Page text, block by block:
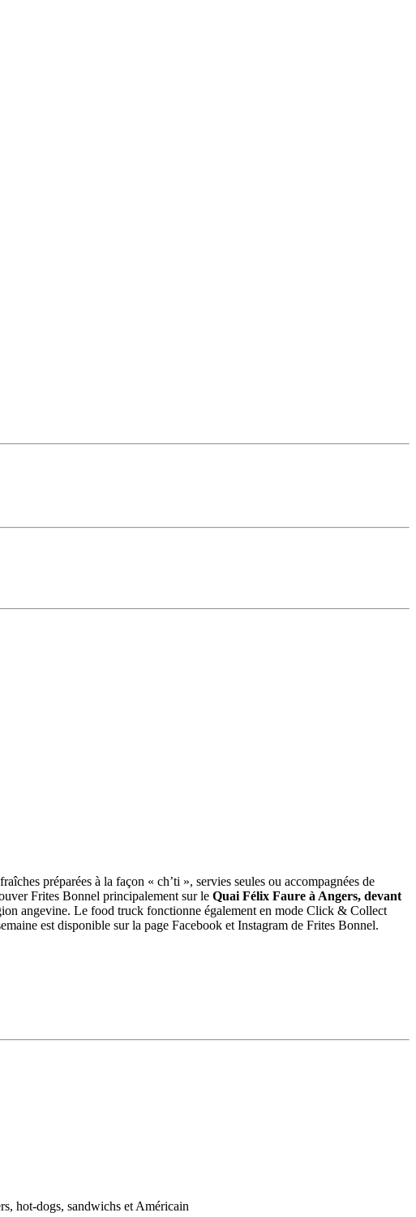
préparées à la façon « ch’ti », servies seules ou accompagnées de
Frites Bonnel principalement sur le Quai Félix Faure à Angers, devant
angevine. Le food truck fonctionne également en mode Click & Collect
est disponible sur la page Facebook et Instagram de Frites Bonnel.
hot-dogs, sandwichs et Américain